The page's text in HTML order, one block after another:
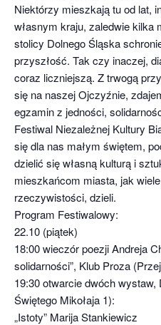
Niektórzy mieszkają tu od lat,
własnym kraju, zaledwie kilka
stolicy Dolnego Śląska
przyszłość. Tak czy inaczej,
coraz liczniejszą. Z trwogą
się na naszej Ojczyźnie,
egzamin z jedności,
Festiwal Niezależnej Kultury
się dla nas małym świętem,
dzielić się własną kulturą i
mieszkańcom miasta, jak
rzeczywistości, dzieli.
Program Festiwalowy:
22.10 (piątek)
18:00 wieczór poezji Andreja
solidarności”, Klub Proza
19:30 otwarcie dwóch
Świętego Mikołaja 1):
„Istoty” Marija Stankiewicz